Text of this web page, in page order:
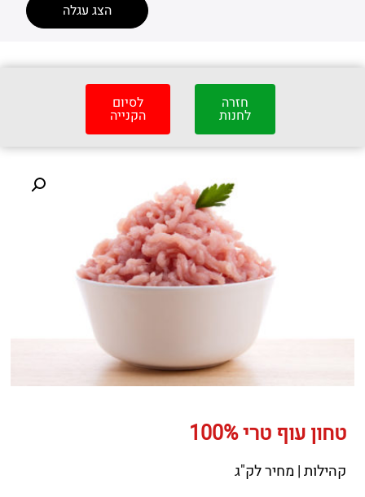
הצג עגלה
חזרה
לחנות
לסיום
הקנייה
טחון עוף טרי 100%
קהילות | מחיר לק"ג